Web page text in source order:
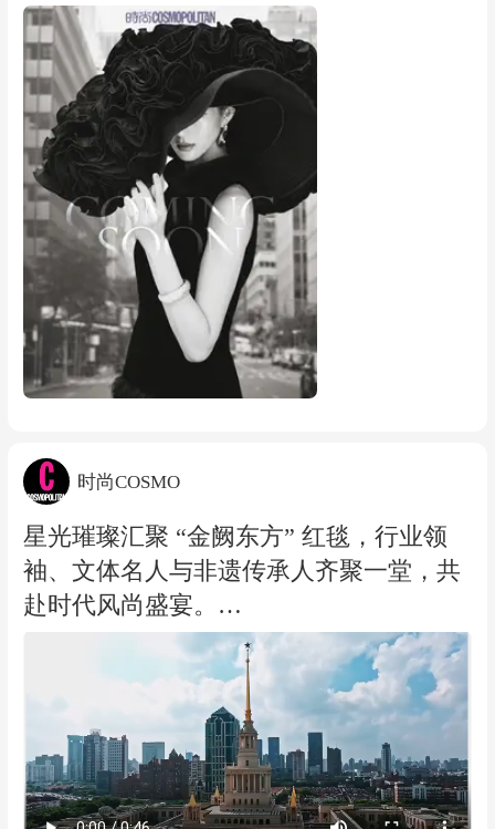
时尚COSMO
星光璀璨汇聚 “金阙东方” 红毯，行业领
袖、文体名人与非遗传承人齐聚一堂，共
赴时代风尚盛宴。
2026，应时代之势璀璨启幕，以自信之姿
向世界展现中华美学魅力。 感谢盛典合作
伙伴交通银行全程鼎力支持、深度携手同
行，以金融力量赋能时尚产业，以责任担
当助力文化焕新。镜头定格盛典闪耀瞬
间，与交通银行一同见证东方美学与时代